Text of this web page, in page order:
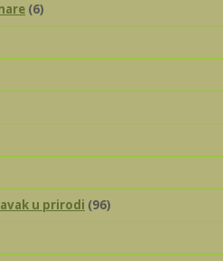
(6)
u prirodi (96)